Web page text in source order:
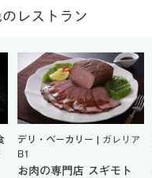
レストラン
デリ・ベーカリー | ガレリア
B1
お肉の専門店 スギモト